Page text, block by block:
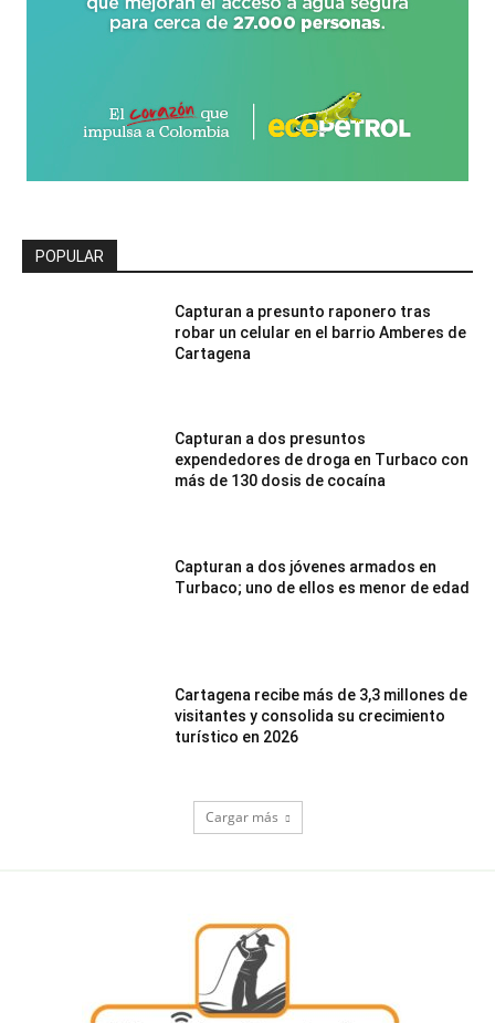
POPULAR
Capturan a presunto raponero tras
robar un celular en el barrio Amberes de
Cartagena
Capturan a dos presuntos
expendedores de droga en Turbaco con
más de 130 dosis de cocaína
Capturan a dos jóvenes armados en
Turbaco; uno de ellos es menor de edad
Cartagena recibe más de 3,3 millones de
visitantes y consolida su crecimiento
turístico en 2026
Cargar más